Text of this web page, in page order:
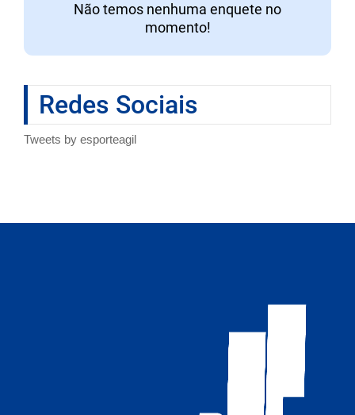
Não temos nenhuma enquete no
momento!
Redes Sociais
Tweets by esporteagil